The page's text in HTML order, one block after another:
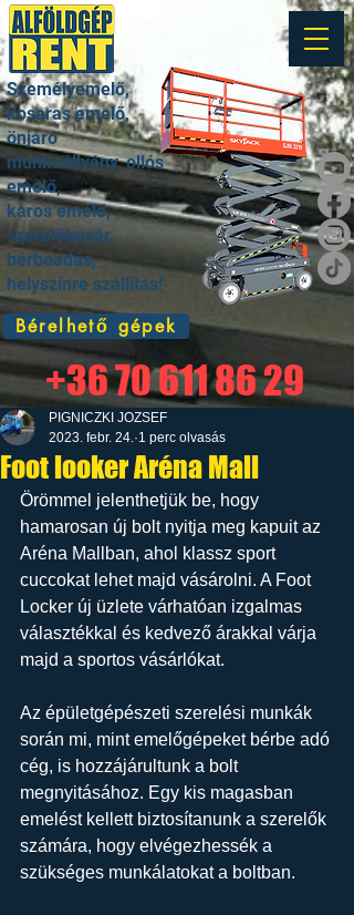
Személyemelő,
kosaras emelő,
önjáró
munkaállvány, ollós
emelő,
karos emelő,
szerelőkosár,
bérbeadás,
helyszínre szállítás!
Bérelhető gépek
+36 70 611 86 29
Foot looker Aréna Mall
PIGNICZKI JOZSEF
2023. febr. 24. 1 perc olvasás
Örömmel jelenthetjük be, hogy
hamarosan új bolt nyitja meg kapuit az
Aréna Mallban, ahol klassz sport
cuccokat lehet majd vásárolni. A Foot
Locker új üzlete várhatóan izgalmas
választékkal és kedvező árakkal várja
majd a sportos vásárlókat.
Az épületgépészeti szerelési munkák
során mi, mint emelőgépeket bérbe adó
cég, is hozzájárultunk a bolt
megnyitásához. Egy kis magasban
emelést kellett biztosítanunk a szerelők
számára, hogy elvégezhessék a
szükséges munkálatokat a boltban.